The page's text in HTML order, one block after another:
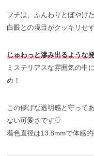
フチは、ふんわりとぼやけ
白眼との境目がクッキリせ
じゅわっと滲み出るような
ミステリアスな雰囲気の中
め！
この儚げな透明感と守って
ない可愛さです♡
着色直径は13.8mmで体感的